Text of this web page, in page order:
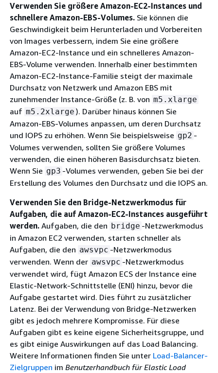
Verwenden Sie größere Amazon-EC2-Instances und
schnellere Amazon-EBS-Volumes. Sie können die
Geschwindigkeit beim Herunterladen und Vorbereiten
von Images verbessern, indem Sie eine größere
Amazon-EC2-Instance und ein schnelleres Amazon-
EBS-Volume verwenden. Innerhalb einer bestimmten
Amazon-EC2-Instance-Familie steigt der maximale
Durchsatz von Netzwerk und Amazon EBS mit
zunehmender Instance-Größe (z. B. von m5.xlarge
auf m5.2xlarge ). Darüber hinaus können Sie
Amazon-EBS-Volumes anpassen, um deren Durchsatz
und IOPS zu erhöhen. Wenn Sie beispielsweise gp2 -
Volumes verwenden, sollten Sie größere Volumes
verwenden, die einen höheren Basisdurchsatz bieten.
Wenn Sie gp3 -Volumes verwenden, geben Sie bei der
Erstellung des Volumes den Durchsatz und die IOPS an.
Verwenden Sie den Bridge-Netzwerkmodus für
Aufgaben, die auf Amazon-EC2-Instances ausgeführt
werden. Aufgaben, die den bridge -Netzwerkmodus
in Amazon EC2 verwenden, starten schneller als
Aufgaben, die den awsvpc -Netzwerkmodus
verwenden. Wenn der awsvpc -Netzwerkmodus
verwendet wird, fügt Amazon ECS der Instance eine
Elastic-Network-Schnittstelle (ENI) hinzu, bevor die
Aufgabe gestartet wird. Dies führt zu zusätzlicher
Latenz. Bei der Verwendung von Bridge-Netzwerken
gibt es jedoch mehrere Kompromisse. Für diese
Aufgaben gibt es keine eigene Sicherheitsgruppe, und
es gibt einige Auswirkungen auf das Load Balancing.
Weitere Informationen finden Sie unter Load-Balancer-
Zielgruppen im Benutzerhandbuch für Elastic Load